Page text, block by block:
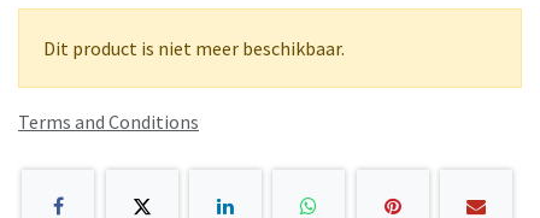
Dit product is niet meer beschikbaar.
Terms and Conditions